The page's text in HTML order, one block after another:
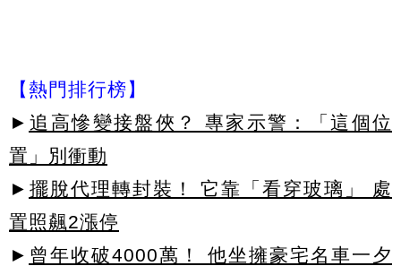
【熱門排行榜】
► 追高慘變接盤俠？ 專家示警：「這個位
置」別衝動
► 擺脫代理轉封裝！ 它靠「看穿玻璃」 處
置照飆2漲停
► 曾年收破4000萬！ 他坐擁豪宅名車一夕